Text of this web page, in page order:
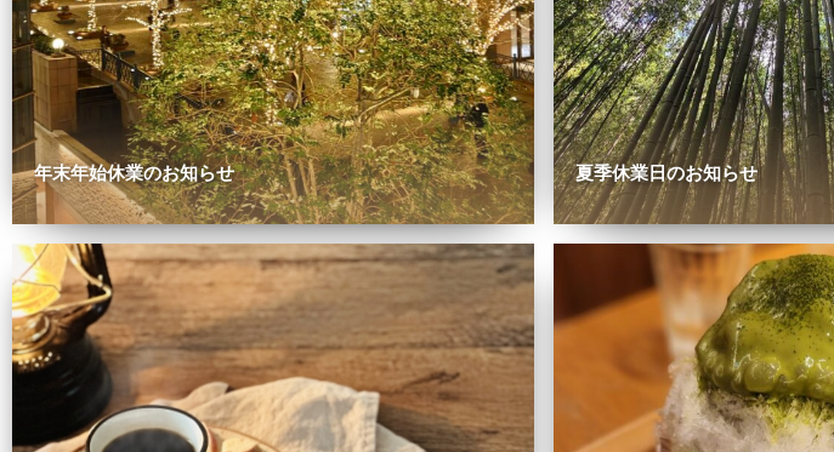
年末年始休業のお知らせ
0
夏季休業日のお知らせ
0